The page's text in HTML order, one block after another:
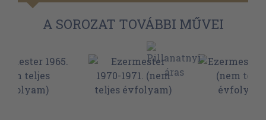
A SOROZAT TOVÁBBI MŰVEI